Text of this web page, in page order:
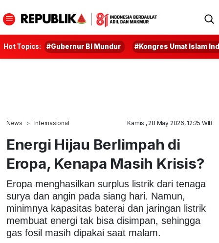
Hot Topics: #Gubernur BI Mundur #Kongres Umat Islam
News Internasional Kamis , 28 May 2026, 12:25 WIB
Energi Hijau Berlimpah di
Eropa, Kenapa Masih Krisis?
Eropa menghasilkan surplus listrik dari tenaga
surya dan angin pada siang hari. Namun,
minimnya kapasitas baterai dan jaringan listrik
membuat energi tak bisa disimpan, sehingga
gas fosil masih dipakai saat malam.